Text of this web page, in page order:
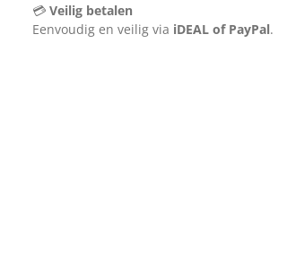
💳 Veilig betalen
Eenvoudig en veilig via iDEAL of PayPal.